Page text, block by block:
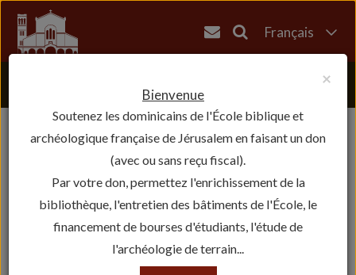
Français
עברית
×
Bienvenue
Soutenez les dominicains de l'École biblique et
archéologique française de Jérusalem en faisant un don
(avec ou sans reçu fiscal).
Par votre don, permettez l'enrichissement de la
bibliothèque, l'entretien des bâtiments de l'École, le
financement de bourses d'étudiants, l'étude de
l'archéologie de terrain...